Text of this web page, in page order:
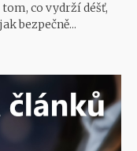
co vydrží déšť,
bezpečně...